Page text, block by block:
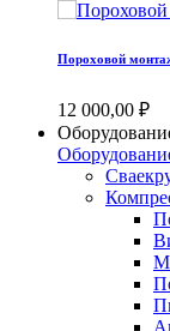
Пороховой
12 000,00 ₽